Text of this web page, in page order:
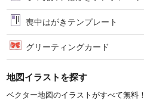
喪中はがきテンプレート
グリーティングカード
地図イラストを探す
ベクター地図のイラストがすべて無料！